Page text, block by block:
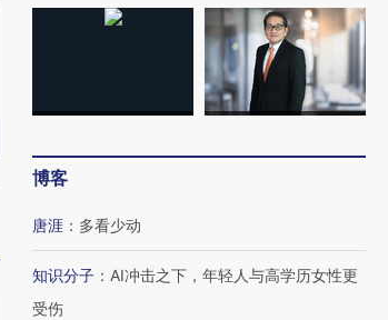
博客
唐涯 ： 多看少动
知识分子 ： AI冲击之下，年轻人与高学历女性更
受伤